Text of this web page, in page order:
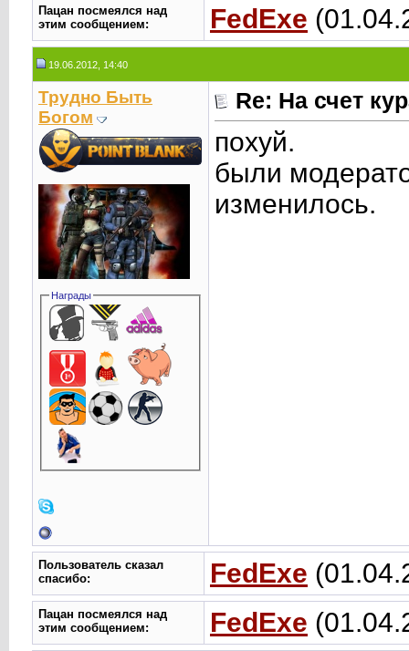
Пацан посмеялся над
этим сообщением:
FedExe
19.06.2012, 14:40
Трудно Быть
Богом
Награды
Re: На счет
похуй.
были
изменилось.
Пользователь сказал
cпасибо:
FedExe
Пацан посмеялся над
этим сообщением:
FedExe